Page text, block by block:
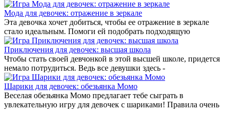
Мода для девочек: отражение в зеркале
Эта девочка хочет добиться, чтобы ее отражение в зеркале
стало идеальным. Помоги ей подобрать подходящую
Приключения для девочек: высшая школа
Чтобы стать своей девчонкой в этой высшей школе, придется
немало потрудиться. Ведь все девушки здесь -
Шарики для девочек: обезьянка Момо
Веселая обезьянка Момо предлагает тебе сыграть в
увлекательную игру для девочек с шариками! Правила очень